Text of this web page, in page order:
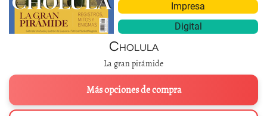
Impresa
Digital
Cholula
La gran pirámide
Más opciones de compra